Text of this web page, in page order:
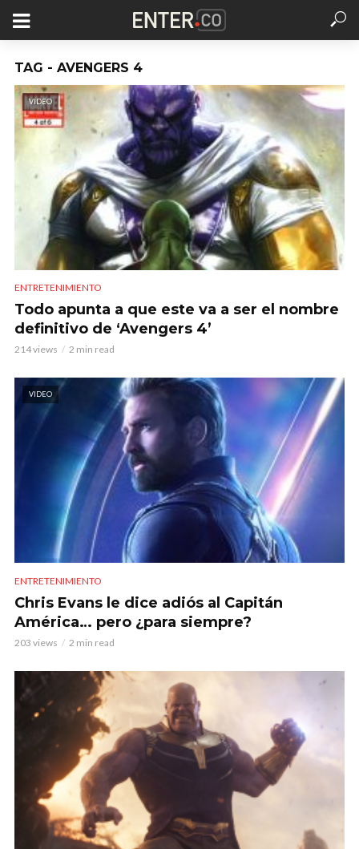
TAG - AVENGERS 4
VIDEO
ENTRETENIMIENTO
Todo apunta a que este va a ser el nombre
definitivo de ‘Avengers 4’
214 views 2 min read
VIDEO
ENTRETENIMIENTO
Chris Evans le dice adiós al Capitán
América… pero ¿para siempre?
203 views 2 min read